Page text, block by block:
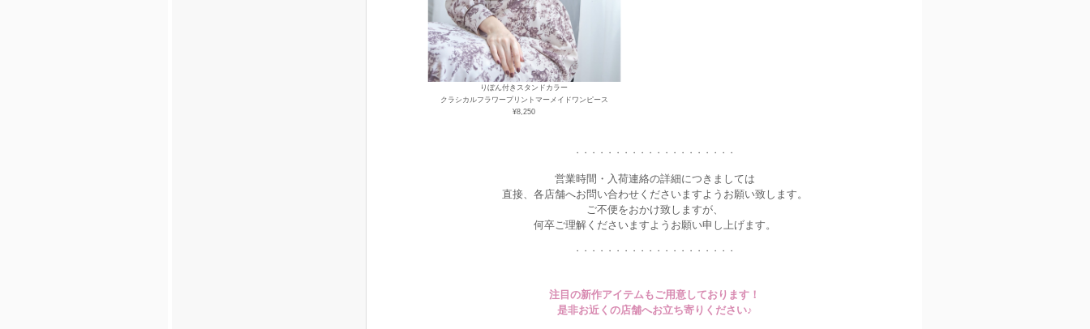
りぼん付きスタンドカラー
クラシカルフラワープリントマーメイドワンピース
¥8,250
・・・・・・・・・・・・・・・・・・・・
営業時間・入荷連絡の詳細につきましては
直接、各店舗へお問い合わせくださいますようお願い致します。
ご不便をおかけ致しますが、
何卒ご理解くださいますようお願い申し上げます。
・・・・・・・・・・・・・・・・・・・・
注目の新作アイテムもご用意しております！
是非お近くの店舗へお立ち寄りください♪